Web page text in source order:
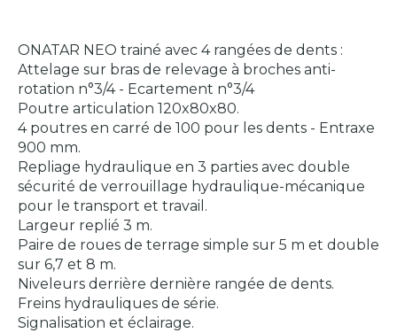
ONATAR NEO trainé avec 4 rangées de dents :
Attelage sur bras de relevage à broches anti-
rotation n°3/4 - Ecartement n°3/4
Poutre articulation 120x80x80.
4 poutres en carré de 100 pour les dents - Entraxe
900 mm.
Repliage hydraulique en 3 parties avec double
sécurité de verrouillage hydraulique-mécanique
pour le transport et travail.
Largeur replié 3 m.
Paire de roues de terrage simple sur 5 m et double
sur 6,7 et 8 m.
Niveleurs derrière dernière rangée de dents.
Freins hydrauliques de série.
Signalisation et éclairage.